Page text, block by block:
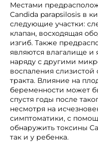
Местами
Candida parapsilosis в
следующие участки:
клапан, восходящая
изгиб. Также
являются влагалище и
наряду с другими
воспаления
тракта. Влияние на
беременности может
спустя годы после
несмотря на
симптоматики, с
обнаружить токсины
так и у ребенка.